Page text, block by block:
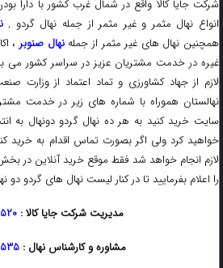
انواع نهال مثمر و غیر مثمر از جمله نهال گردو ,
همچنین نهال های غیر مثمر از جمله نهال صنوبر،
غیره در خدمت مشتریان عزیز در سراسر کشور می
لازم از جهاد کشاورزی و تماد اعتماد از وزارت
نهالستان هموراه با شماره های زیر در خدمت
سایت خرید کنید به هر ده نهال گردو دونهال به
خواهید کرد ولی اگر بصورت تماس اقدام به خرید
لازم انجام خواهد شد فقط موقع خرید آنلاین در
را اعلام بفرمایید تا در کنار لیست نهال های گردو دو
مدیریت شرکت جایا کالا :
مشاوره و کارشناس نهال :